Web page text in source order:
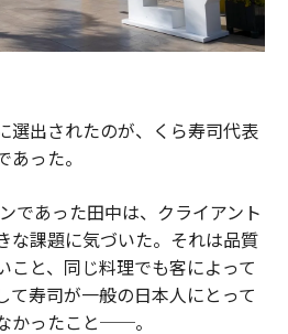
選出されたのが、くら寿司代表
った。
であった田中は、クライアント
な課題に気づいた。それは品質
こと、同じ料理でも客によって
て寿司が一般の日本人にとって
かったこと──。